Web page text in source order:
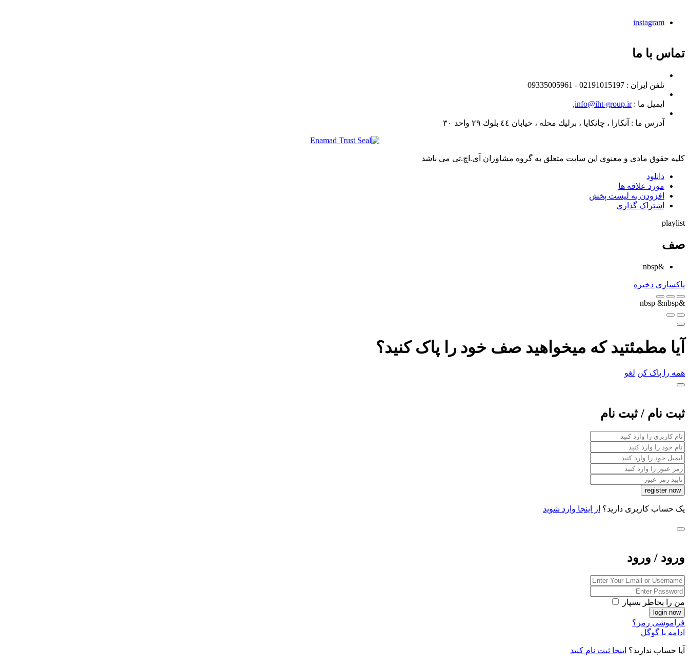
instagram
تماس با ما
تلفن ايران : 02191015197 - 09335005961
ایمیل ما : info@iht-group.ir
,
آدرس ما : آنكارا ، چانكايا ، برليك محله ، خيابان ٤٤ بلوك ٢٩ واحد ٣٠
کلیه حقوق مادی و معنوی این سایت متعلق به گروه مشاوران آی.اچ.تی می باشد
دانلود
مورد علاقه ها
افزودن به لیست پخش
اشتراک گذاری
playlist
صف
&nbsp
پاکسازی ذخیره
&nbsp
&nbsp
آیا مطمئتید که میخواهید صف خود را پاک کنید؟
همه را پاک کن لغو
ثبت نام / ثبت نام
یک حساب کاربری دارید؟ از اینجا وارد شوید
ورود / ورود
من را بخاطر بسپار
فراموشی رمز؟
ادامه با گوگل
آیا حساب ندارید؟ اینجا ثبت نام کنید